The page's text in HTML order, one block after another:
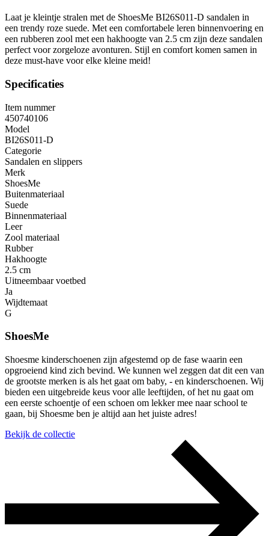
Laat je kleintje stralen met de ShoesMe BI26S011-D sandalen in
een trendy roze suede. Met een comfortabele leren binnenvoering en
een rubberen zool met een hakhoogte van 2.5 cm zijn deze sandalen
perfect voor zorgeloze avonturen. Stijl en comfort komen samen in
deze must-have voor elke kleine meid!
Specificaties
Item nummer
450740106
Model
BI26S011-D
Categorie
Sandalen en slippers
Merk
ShoesMe
Buitenmateriaal
Suede
Binnenmateriaal
Leer
Zool materiaal
Rubber
Hakhoogte
2.5 cm
Uitneembaar voetbed
Ja
Wijdtemaat
G
ShoesMe
Shoesme kinderschoenen zijn afgestemd op de fase waarin een
opgroeiend kind zich bevind. We kunnen wel zeggen dat dit een van
de grootste merken is als het gaat om baby, - en kinderschoenen. Wij
bieden een uitgebreide keus voor alle leeftijden, of het nu gaat om
een eerste schoentje of een schoen om lekker mee naar school te
gaan, bij Shoesme ben je altijd aan het juiste adres!
Bekijk de collectie